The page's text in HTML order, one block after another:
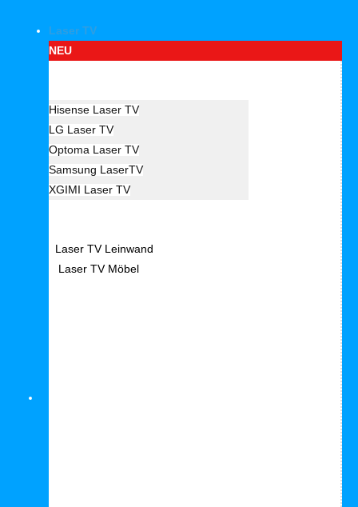
Laser TV
NEU
Hisense Laser TV
LG Laser TV
Optoma Laser TV
Samsung LaserTV
XGIMI Laser TV
Laser TV Leinwand
Laser TV Möbel